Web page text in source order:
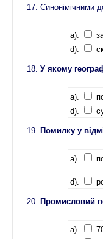
Синонімічними
a).
d).
У якому
a).
d).
Помилку у
a).
d).
Промисловий
a).